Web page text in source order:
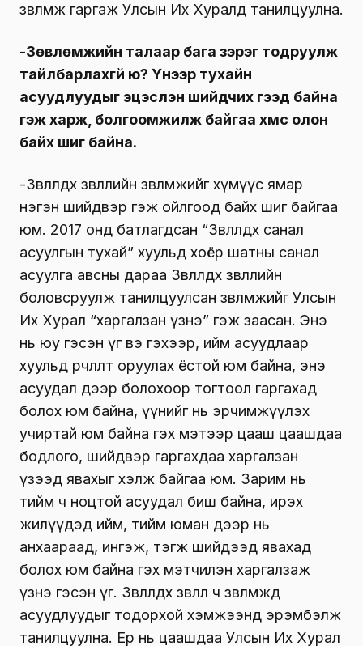
зөвлөмж гаргаж Улсын Их Хуралд танилцуулна.
-Зөвлөмжийн талаар бага зэрэг тодруулж
тайлбарлахгүй юү? Үүнээр тухайн
асуудлуудыг эцэслэн шийдчих гээд байна
гэж харж, болгоомжилж байгаа хүмүүс олон
байх шиг байна.
-Зөвлөлдөх зөвлөлийн зөвлөмжийг хүмүүс ямар
нэгэн шийдвэр гэж ойлгоод байх шиг байгаа
юм. 2017 онд батлагдсан “Зөвлөлдөх санал
асуулгын тухай” хуульд хоёр шатны санал
асуулга авсны дараа Зөвлөлдөх зөвлөлийн
боловсруулж танилцуулсан зөвлөмжийг Улсын
Их Хурал “харгалзан үзнэ” гэж заасан. Энэ
нь юу гэсэн үг вэ гэхээр, ийм асуудлаар
хуульд өөрчлөлт оруулах ёстой юм байна, энэ
асуудал дээр болохоор тогтоол гаргахад
болох юм байна, үүнийг нь эрчимжүүлэх
учиртай юм байна гэх мэтээр цааш цаашдаа
бодлого, шийдвэр гаргахдаа харгалзан
үзээд явахыг хэлж байгаа юм. Зарим нь
тийм ч ноцтой асуудал биш байна, ирэх
жилүүдэд ийм, тийм юман дээр нь
анхаараад, ингэж, тэгж шийдээд явахад
болох юм байна гэх мэтчилэн харгалзаж
үзнэ гэсэн үг. Зөвлөлдөх зөвлөл ч зөвлөмждөө
асуудлуудыг тодорхой хэмжээнд эрэмбэлж
танилцуулна. Ер нь цаашдаа Улсын Их Хурал